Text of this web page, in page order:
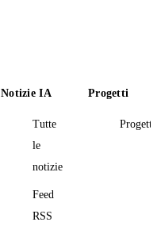
Notizie IA
Tutte
le
notizie
Feed
RSS
Progetti
Progetti